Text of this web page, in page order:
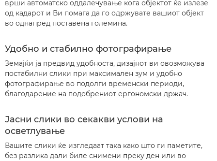
врши автоматско оддалечување кога објектот ќе излезе
од кадарот и Ви помага да го одржувате вашиот објект
во однапред поставена големина.
Удобно и стабилно фотографирање
Земајќи ја предвид удобноста, дизајнот ви овозможува
постабилни слики при максимален зум и удобно
фотографирање во подолги временски периоди,
благодарение на подобрениот ергономски држач.
Јасни слики во секакви услови на
осветлување
Вашите слики ќе изгледаат така како што ги паметите,
без разлика дали биле снимени преку ден или во